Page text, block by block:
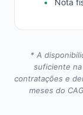
Nota
* A
suficiente
contratações e
meses do